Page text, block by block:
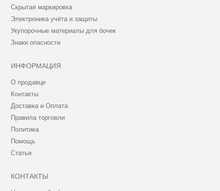
Скрытая маркировка
Электроника учёта и защиты
Укупорочные материалы для бочек
Знаки опасности
ИНФОРМАЦИЯ
О продавце
Контакты
Доставка и Оплата
Правила торговли
Политика
Помощь
Статьи
КОНТАКТЫ